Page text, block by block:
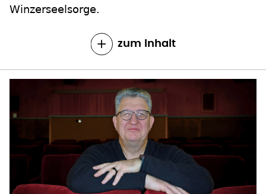
Winzerseelsorge.
zum Inhalt